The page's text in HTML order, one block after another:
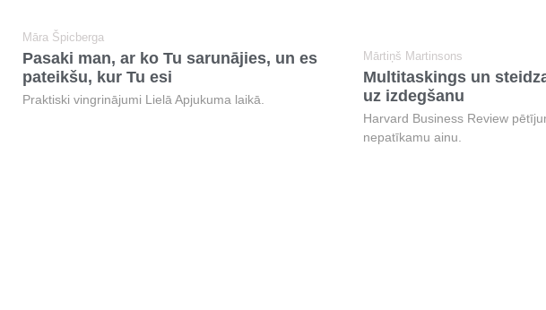
Māra Špicberga
Pasaki man, ar ko Tu sarunājies, un es
pateikšu, kur Tu esi
Praktiski vingrinājumi Lielā Apjukuma laikā.
Mārtiņš Martinsons
Multitaskings un
uz izdegšanu
Harvard Business Review
nepatīkamu ainu.